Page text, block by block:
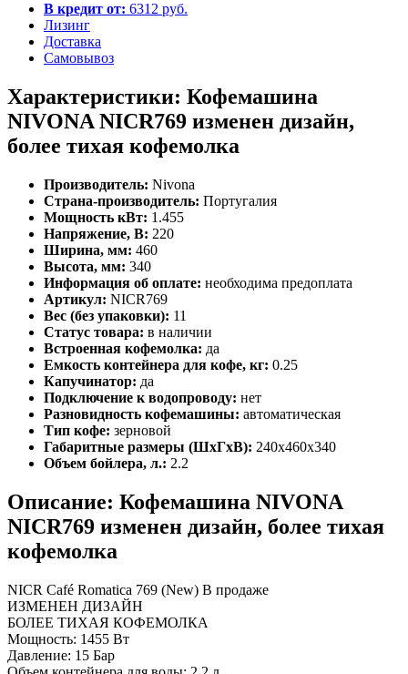
В кредит от: 6312 руб.
Лизинг
Доставка
Самовывоз
Характеристики: Кофемашина
NIVONA NICR769 изменен дизайн,
более тихая кофемолка
Производитель: Nivona
Страна-производитель: Португалия
Мощность кВт: 1.455
Напряжение, В: 220
Ширина, мм: 460
Высота, мм: 340
Информация об оплате: необходима предоплата
Артикул: NICR769
Вес (без упаковки): 11
Статус товара: в наличии
Встроенная кофемолка: да
Емкость контейнера для кофе, кг: 0.25
Капучинатор: да
Подключение к водопроводу: нет
Разновидность кофемашины: автоматическая
Тип кофе: зерновой
Габаритные размеры (ШхГхВ): 240х460х340
Объем бойлера, л.: 2.2
Описание: Кофемашина NIVONA
NICR769 изменен дизайн, более тихая
кофемолка
NICR Café Romatica 769 (New) В продаже
ИЗМЕНЕН ДИЗАЙН
БОЛЕЕ ТИХАЯ КОФЕМОЛКА
Мощность: 1455 Вт
Давление: 15 Бар